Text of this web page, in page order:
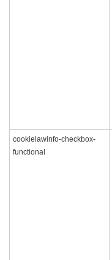
cookielawinfo-checkbox-
functional